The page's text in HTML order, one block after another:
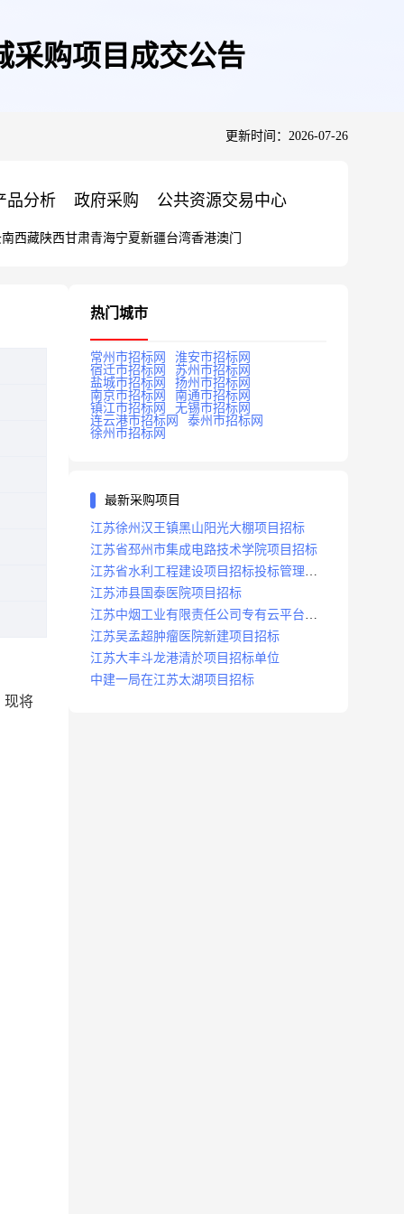
采购项目成交公告
更新时间：2026-07-26
品分析 政府采购 公共资源交易中心
西藏陕西甘肃青海宁夏新疆台湾香港澳门
现将
热门城市
常州市招标网
淮安市招标网
宿迁市招标网
苏州市招标网
盐城市招标网
扬州市招标网
南京市招标网
南通市招标网
镇江市招标网
无锡市招标网
连云港市招标网
泰州市招标网
徐州市招标网
最新采购项目
江苏徐州汉王镇黑山阳光大棚项目招标
江苏省邳州市集成电路技术学院项目招标
江苏省水利工程建设项目招标投标管理办
法
江苏沛县国泰医院项目招标
江苏中烟工业有限责任公司专有云平台扩
容项目招标
江苏吴孟超肿瘤医院新建项目招标
江苏大丰斗龙港清於项目招标单位
中建一局在江苏太湖项目招标